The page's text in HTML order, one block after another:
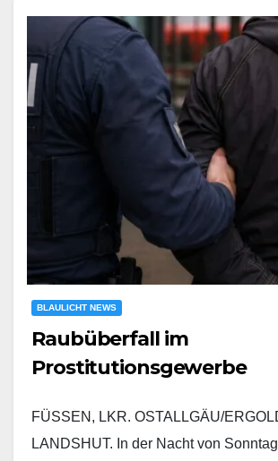
BLAULICHT NEWS
Raubüberfall im
Prostitutionsgewerbe
FÜSSEN, LKR. OSTALLGÄU/
LANDSHUT. In der Nacht von